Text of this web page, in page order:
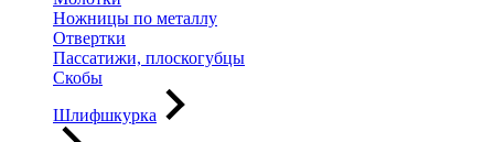
Ножницы по металлу
Отвертки
Пассатижи, плоскогубцы
Скобы
Шлифшкурка